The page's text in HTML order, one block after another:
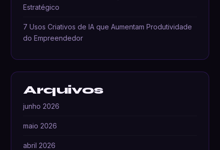
Estratégico
7 Usos Criativos de IA que Aumentam Produtividade
do Empreendedor
Arquivos
junho 2026
maio 2026
abril 2026